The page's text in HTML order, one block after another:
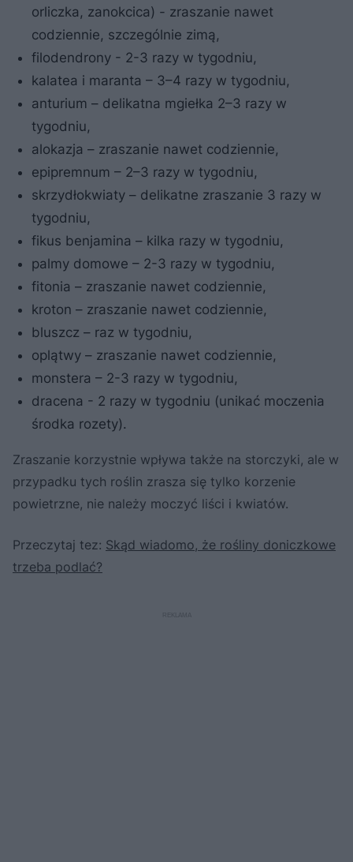
orliczka, zanokcica) - zraszanie nawet
codziennie, szczególnie zimą,
filodendrony - 2-3 razy w tygodniu,
kalatea i maranta – 3–4 razy w tygodniu,
anturium – delikatna mgiełka 2–3 razy w
tygodniu,
alokazja – zraszanie nawet codziennie,
epipremnum – 2–3 razy w tygodniu,
skrzydłokwiaty – delikatne zraszanie 3 razy w
tygodniu,
fikus benjamina – kilka razy w tygodniu,
palmy domowe – 2-3 razy w tygodniu,
fitonia – zraszanie nawet codziennie,
kroton – zraszanie nawet codziennie,
bluszcz – raz w tygodniu,
oplątwy – zraszanie nawet codziennie,
monstera – 2-3 razy w tygodniu,
dracena - 2 razy w tygodniu (unikać moczenia
środka rozety).
Zraszanie korzystnie wpływa także na storczyki, ale w
przypadku tych roślin zrasza się tylko korzenie
powietrzne, nie należy moczyć liści i kwiatów.
Przeczytaj tez: Skąd wiadomo, że rośliny doniczkowe
trzeba podlać?